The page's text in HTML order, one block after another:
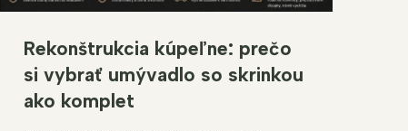
Rekonštrukcia kúpeľne: prečo
si vybrať umývadlo so skrinkou
ako komplet